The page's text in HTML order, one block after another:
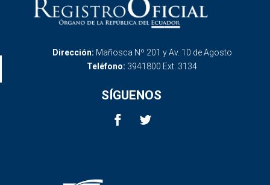
Dirección: Mañosca Nº 201 y Av. 10 de Agosto
Teléfono: 3941800 Ext. 3134
SÍGUENOS